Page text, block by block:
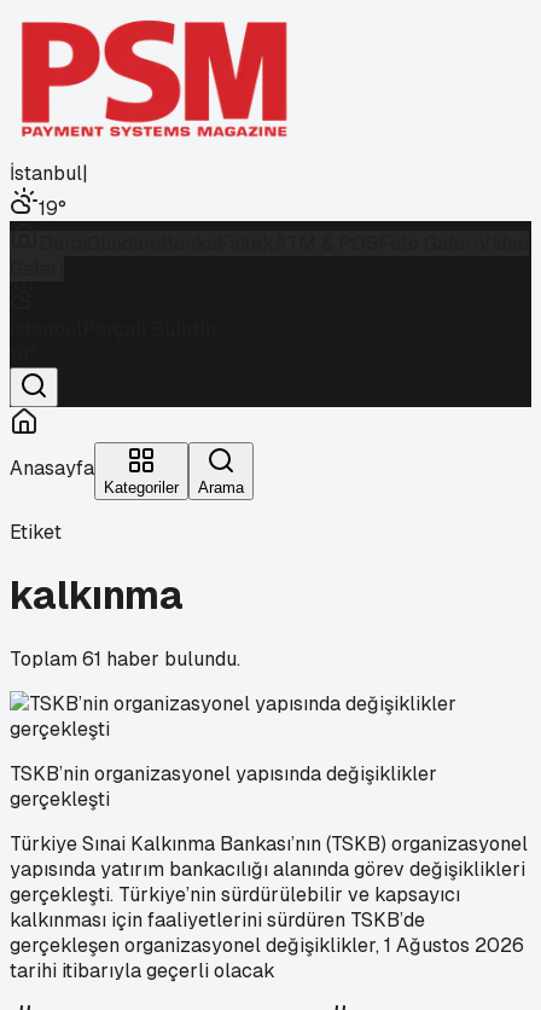
İstanbul|
19°
Anasayfa
Kategoriler Arama
Etiket
kalkınma
Toplam61 haber bulundu.
TSKB’nin organizasyonel yapısında değişiklikler
gerçekleşti
Türkiye Sınai Kalkınma Bankası’nın (TSKB) organizasyonel
yapısında yatırım bankacılığı alanında görev değişiklikleri
gerçekleşti. Türkiye’nin sürdürülebilir ve kapsayıcı
kalkınması için faaliyetlerini sürdüren TSKB’de
gerçekleşen organizasyonel değişiklikler, 1 Ağustos 2026
tarihi itibarıyla geçerli olacak